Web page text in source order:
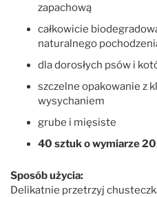
zapachową
całkowicie
naturalnego
dla dorosłych psów i
szczelne opakowanie z
wysychaniem
grube i mięsiste
40 sztuk o wymiarze
Sposób użycia:
Delikatnie przetrzyj